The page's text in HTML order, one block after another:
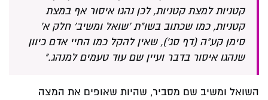
קטניות למצת קטניות, לכן נהגו איסור אף במצת
קטניות, כמו שכתוב בשו"ת 'שואל ומשיב' חלק א'
סימן קע"ה (דף סג'), שאין להקל כמו החיי אדם כיוון
שנהגו איסור בדבר ועיין שם עוד טעמים למנהג."
השואל ומשיב שם מסביר, שהיות שאופים את המצה